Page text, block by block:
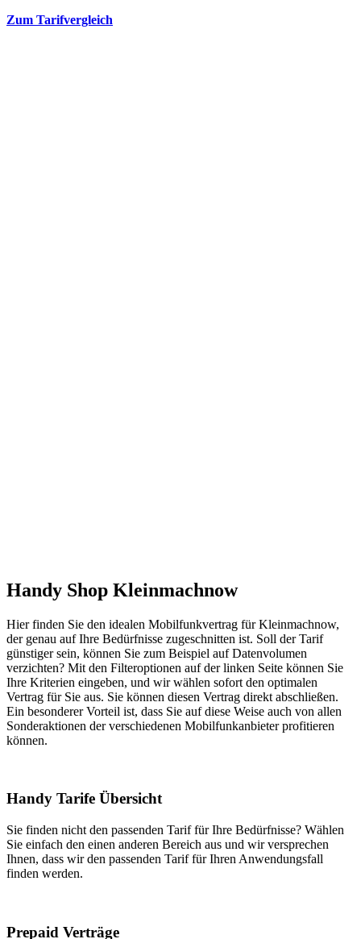
Zum Tarifvergleich
Handy Shop Kleinmachnow
Hier finden Sie den idealen Mobilfunkvertrag für Kleinmachnow,
der genau auf Ihre Bedürfnisse zugeschnitten ist. Soll der Tarif
günstiger sein, können Sie zum Beispiel auf Datenvolumen
verzichten? Mit den Filteroptionen auf der linken Seite können Sie
Ihre Kriterien eingeben, und wir wählen sofort den optimalen
Vertrag für Sie aus. Sie können diesen Vertrag direkt abschließen.
Ein besonderer Vorteil ist, dass Sie auf diese Weise auch von allen
Sonderaktionen der verschiedenen Mobilfunkanbieter profitieren
können.
Handy Tarife Übersicht
Sie finden nicht den passenden Tarif für Ihre Bedürfnisse? Wählen
Sie einfach den einen anderen Bereich aus und wir versprechen
Ihnen, dass wir den passenden Tarif für Ihren Anwendungsfall
finden werden.
Prepaid Verträge